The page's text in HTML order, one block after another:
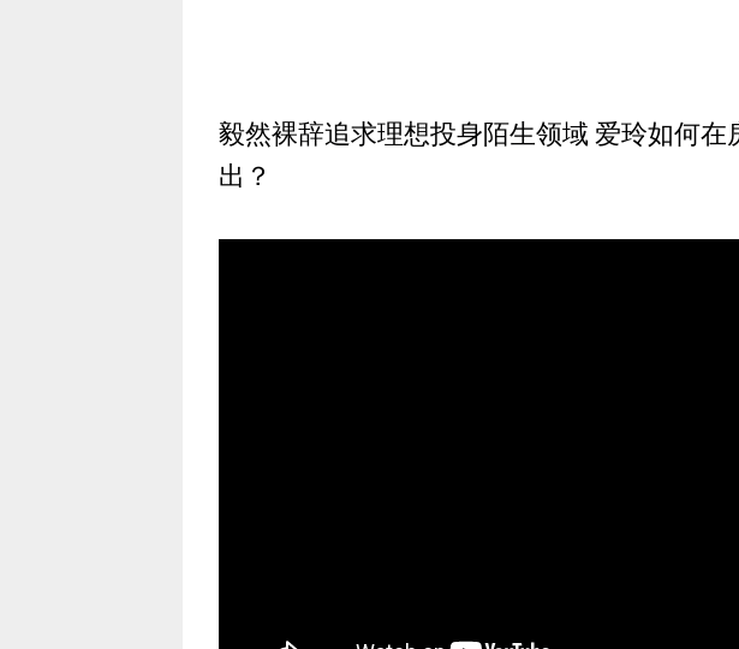
毅然裸辞追求理想投身陌生领域 爱玲如何在
出？